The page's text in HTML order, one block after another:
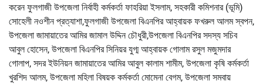
করেন ফুলগাজী উপজেলা নির্বাহী কর্মকর্তা ফাহরিয়া ইসলাম, সহকারী কমিশনার (ভূমি)
সোহেলী নওশীন প্রত্যাশা,ফুলগাজী উপজেলা বিএনপির আহ্বায়ক ফখরুল আলম স্বপন,
উপজেলা জামায়াতের আমির জামাল উদ্দিন চৌধুরী,উপজেলা বিএনপির সদস্য সচিব
আবুল হোসেন, উপজেলা বিএনপির সিনিয়র যুগ্ম আহ্বায়ক গোলাম রসুল মজুমদার
গোলাপ, সদর ইউনিয়ন জামায়াতের আমির আবুল কালাম শামীম, উপজেলা কৃষি কর্মকর্তা
খুরশিদ আলম, উপজেলা মহিলা বিষয়ক কর্মকর্তা মোমেনা বেগম, উপজেলা সমবায়